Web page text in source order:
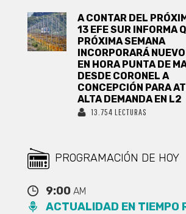
A CONTAR DEL
13 EFE SUR INFORMA
PRÓXIMA SEMANA
INCORPORARÁ
EN HORA PUNTA DE
DESDE CORONEL A
CONCEPCIÓN PARA
ALTA DEMANDA EN L2
13.754 LECTURAS
PROGRAMACIÓN DE HOY
9:00 AM
ACTUALIDAD EN TIEMPO